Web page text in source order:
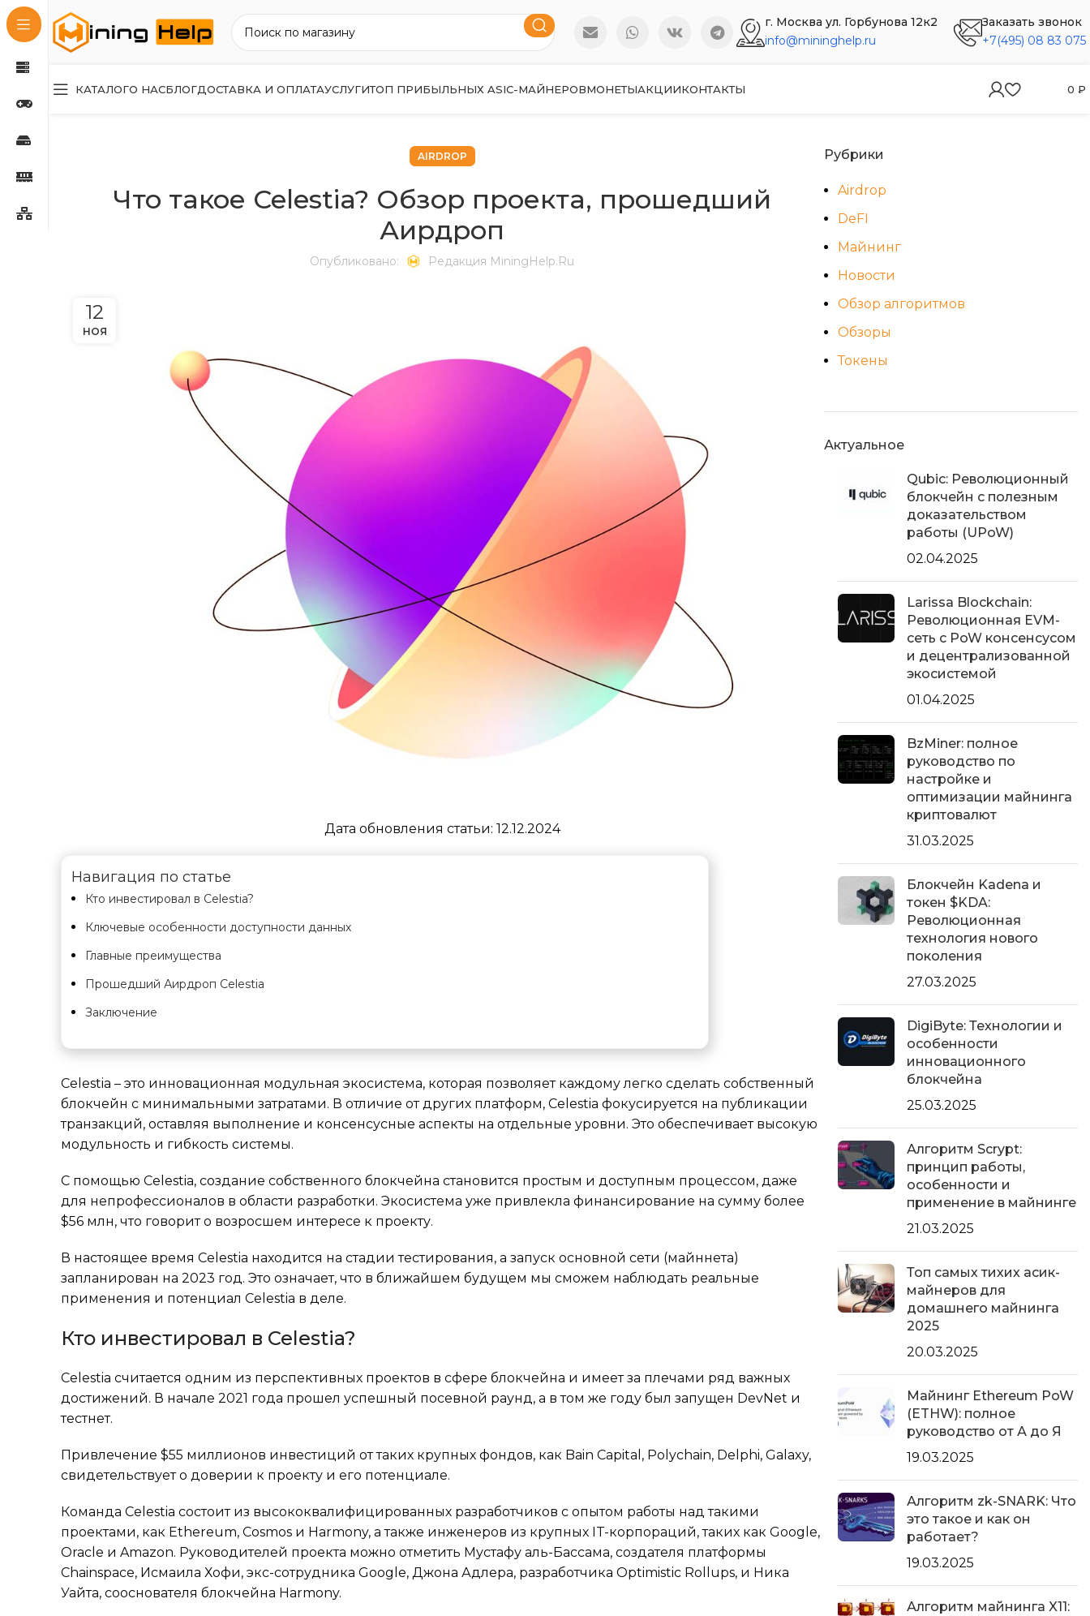
г. Москва ул. Горбунова 12к2
info@mininghelp.ru
Заказать звонок
+7(495) 08 83 075
КАТАЛОГО НАСБЛОГДОСТАВКА И ОПЛАТАУСЛУГИТОП ПРИБЫЛЬНЫХ ASIC-МАЙНЕРОВМОНЕТЫАКЦИИКОНТАКТЫ 0 ₽
AIRDROP
Что такое Celestia? Обзор проекта, прошедший
Аирдроп
Опубликовано: Редакция MiningHelp.ru
12
НОЯ
Дата обновления статьи: 12.12.2024
Навигация по статье
Кто инвестировал в Celestia?
Ключевые особенности доступности данных
Главные преимущества
Прошедший Аирдроп Celestia
Заключение
Celestia – это инновационная модульная экосистема, которая позволяет каждому легко сделать собственный
блокчейн с минимальными затратами. В отличие от других платформ, Celestia фокусируется на публикации
транзакций, оставляя выполнение и консенсусные аспекты на отдельные уровни. Это обеспечивает высокую
модульность и гибкость системы.
С помощью Celestia, создание собственного блокчейна становится простым и доступным процессом, даже
для непрофессионалов в области разработки. Экосистема уже привлекла финансирование на сумму более
$56 млн, что говорит о возросшем интересе к проекту.
В настоящее время Celestia находится на стадии тестирования, а запуск основной сети (майннета)
запланирован на 2023 год. Это означает, что в ближайшем будущем мы сможем наблюдать реальные
применения и потенциал Celestia в деле.
Кто инвестировал в Celestia?
Celestia считается одним из перспективных проектов в сфере блокчейна и имеет за плечами ряд важных
достижений. В начале 2021 года прошел успешный посевной раунд, а в том же году был запущен DevNet и
тестнет.
Привлечение $55 миллионов инвестиций от таких крупных фондов, как Bain Capital, Polychain, Delphi, Galaxy,
свидетельствует о доверии к проекту и его потенциале.
Команда Celestia состоит из высококвалифицированных разработчиков с опытом работы над такими
проектами, как Ethereum, Cosmos и Harmony, а также инженеров из крупных IT-корпораций, таких как Google,
Oracle и Amazon. Руководителей проекта можно отметить Мустафу аль-Бассама, создателя платформы
Chainspace, Исмаила Хофи, экс-сотрудника Google, Джона Адлера, разработчика Optimistic Rollups, и Ника
Уайта, сооснователя блокчейна Harmony.
Рубрики
Airdrop
DeFI
Майнинг
Новости
Обзор алгоритмов
Обзоры
Токены
Актуальное
Qubic: Революционный
блокчейн с полезным
доказательством
работы (UPoW)
02.04.2025
Larissa Blockchain:
Революционная EVM-
сеть с PoW консенсусом
и децентрализованной
экосистемой
01.04.2025
BzMiner: полное
руководство по
настройке и
оптимизации майнинга
криптовалют
31.03.2025
Блокчейн Kadena и
токен $KDA:
Революционная
технология нового
поколения
27.03.2025
DigiByte: Технологии и
особенности
инновационного
блокчейна
25.03.2025
Алгоритм Scrypt:
принцип работы,
особенности и
применение в майнинге
21.03.2025
Топ самых тихих асик-
майнеров для
домашнего майнинга
2025
20.03.2025
Майнинг Ethereum PoW
(ETHW): полное
руководство от А до Я
19.03.2025
Алгоритм zk-SNARK: Что
это такое и как он
работает?
19.03.2025
Алгоритм майнинга X11: